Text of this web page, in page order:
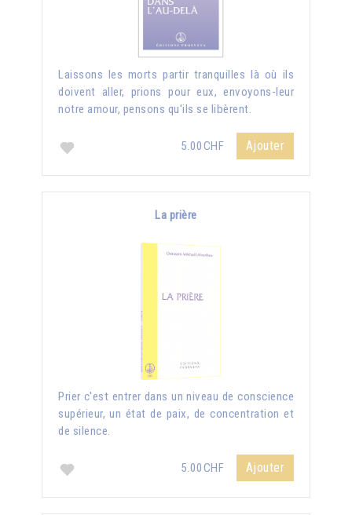
Laissons les morts partir tranquilles là où ils
doivent aller, prions pour eux, envoyons-leur
notre amour, pensons qu'ils se libèrent.
5.00CHF Ajouter
La prière
Prier c'est entrer dans un niveau de conscience
supérieur, un état de paix, de concentration et
de silence.
5.00CHF Ajouter